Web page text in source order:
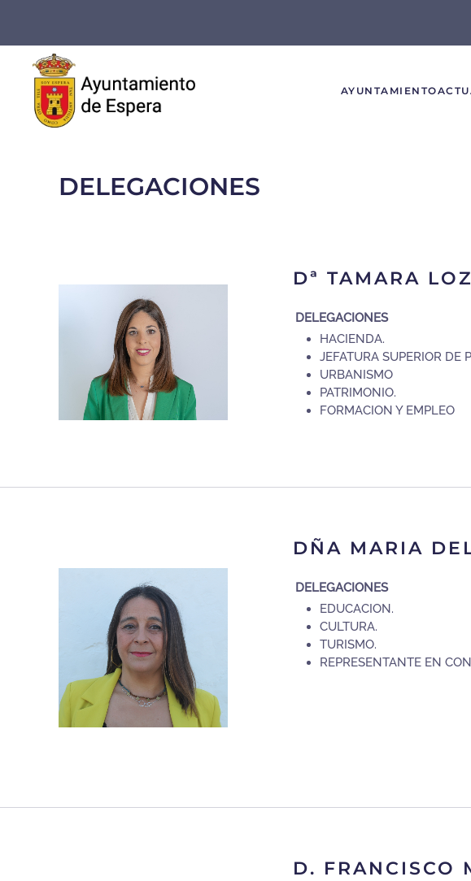
Skip to main content
AYUNTAMIENTO
DELEGACIONES
Dª TAMARA
DELEGACIONES
HACIENDA.
JEFATURA SUPERIOR DE
URBANISMO
PATRIMONIO.
FORMACION Y EMPLEO
DÑA MARIA
DELEGACIONES
EDUCACION.
CULTURA.
TURISMO.
REPRESENTANTE EN
D. FRANCISCO